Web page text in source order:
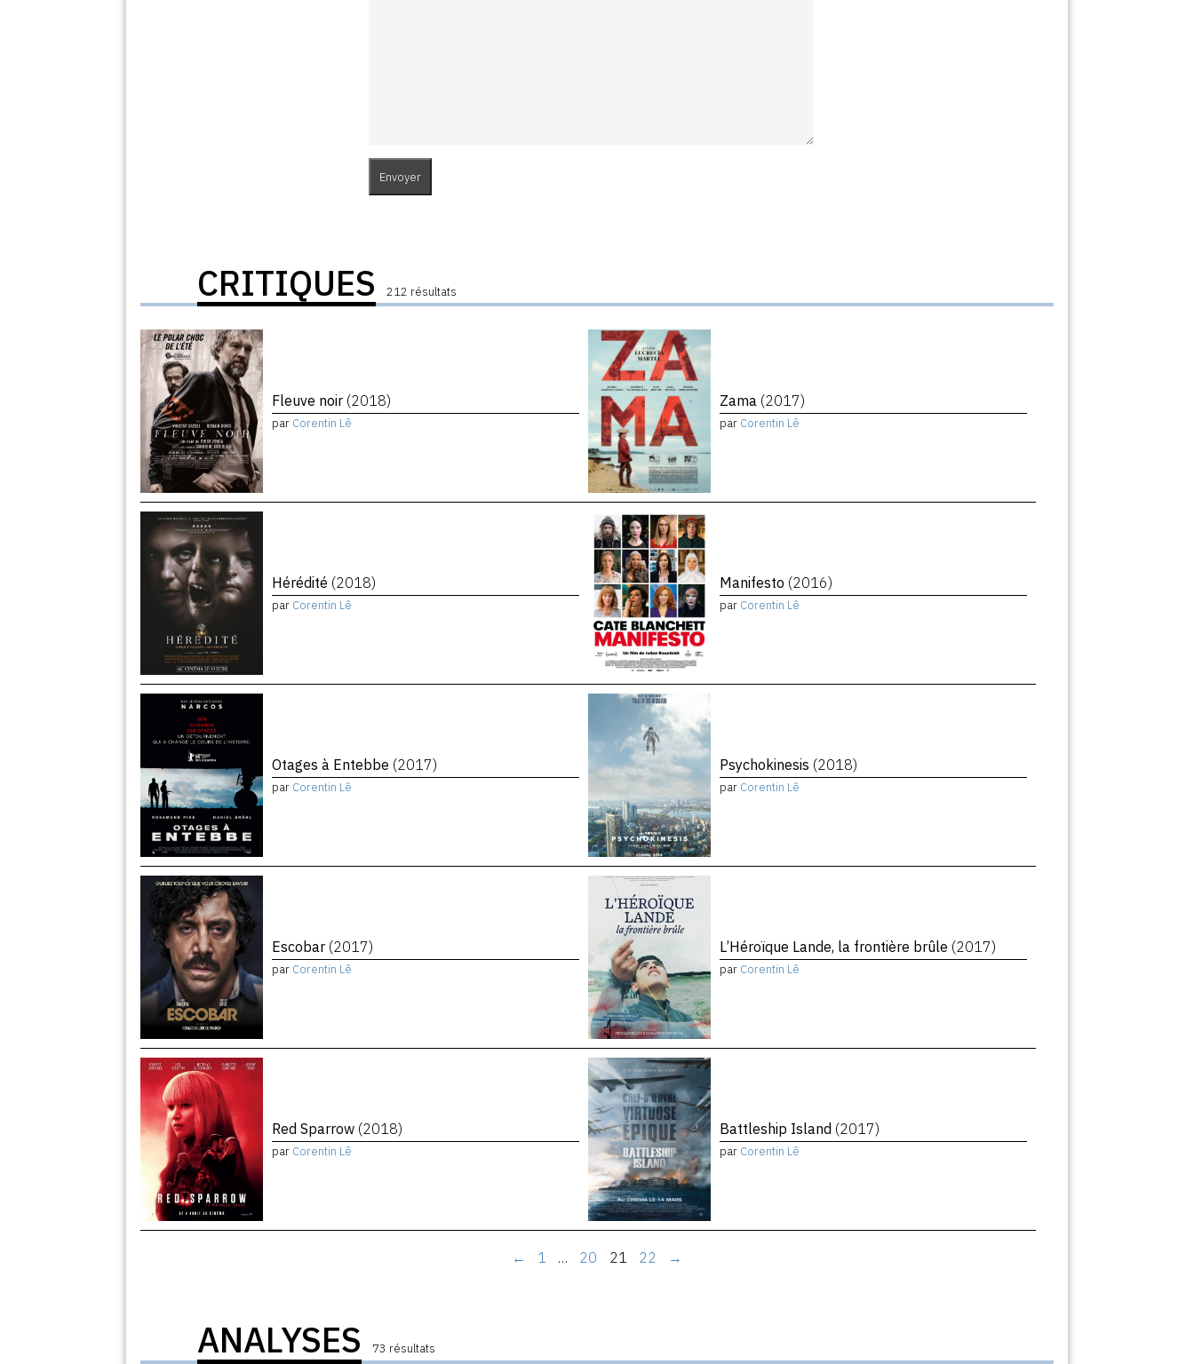
CRITIQUES 212 résultats
Fleuve noir (2018)
par Corentin Lê
Zama (2017)
par Corentin Lê
Hérédité (2018)
par Corentin Lê
Manifesto (2016)
par Corentin Lê
Otages à Entebbe (2017)
par Corentin Lê
Psychokinesis (2018)
par Corentin Lê
Escobar (2017)
par Corentin Lê
L’Héroïque Lande, la frontière brûle (2017)
par Corentin Lê
Red Sparrow (2018)
par Corentin Lê
Battleship Island (2017)
par Corentin Lê
← 1 … 20 21 22 →
ANALYSES 73 résultats